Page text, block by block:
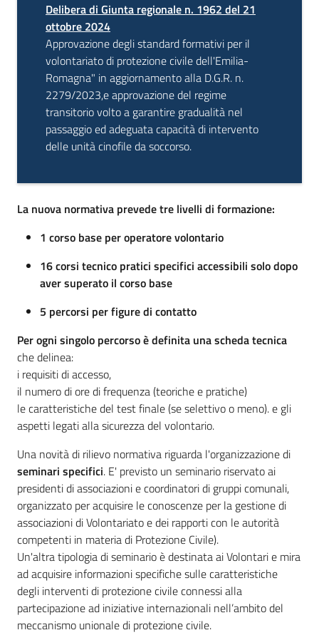
per la
sicurezza
territoriale
e la
protezione
civile
Argomenti
Leggi Atti Bandi
Piani Programmi
Progetti
Delibera di Giunta regionale n. 1962 del 21
ottobre 2024
Approvazione degli standard formativi per il
volontariato di protezione civile dell'Emilia-
Romagna" in aggiornamento alla D.G.R. n.
2279/2023,e approvazione del regime
transitorio volto a garantire gradualità nel
passaggio ed adeguata capacità di intervento
delle unità cinofile da soccorso.
La nuova normativa prevedetre livelli di formazione:
1 corso base per operatore volontario
16 corsi tecnico pratici specifici accessibili solo dopo
aver superato il corso base
5 percorsi per figure di contatto
Per ogni singolo percorso è definita unascheda tecnica
che delinea:
i requisiti di accesso,
il numero di ore di frequenza (teoriche e pratiche)
le caratteristiche del test finale (se selettivo o meno). e gli
aspetti legati alla sicurezza del volontario.
Una novità di rilievo normativa riguarda l'organizzazione di
seminari specifici. E' previsto un seminario riservato ai
presidenti di associazioni e coordinatori di gruppi comunali,
organizzato per acquisire le conoscenze per la gestione di
associazioni di Volontariato e dei rapporti con le autorità
competenti in materia di Protezione Civile).
Un'altra tipologia di seminario è destinata ai Volontari e mira
ad acquisire informazioni specifiche sulle caratteristiche
degli interventi di protezione civile connessi alla
partecipazione ad iniziative internazionali nell’ambito del
meccanismo unionale di protezione civile.